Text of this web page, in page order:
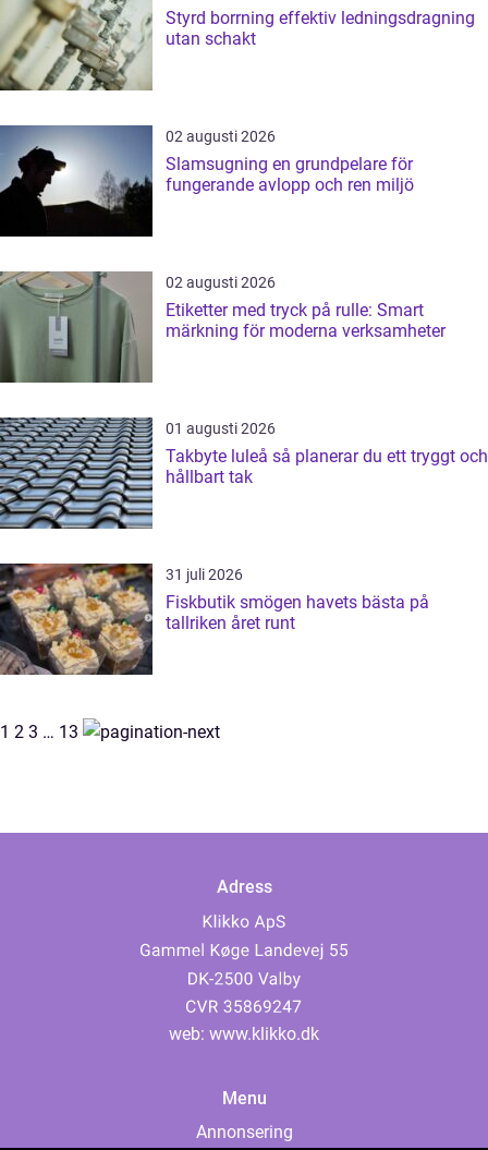
Styrd borrning effektiv ledningsdragning
utan schakt
02 augusti 2026
Slamsugning en grundpelare för
fungerande avlopp och ren miljö
02 augusti 2026
Etiketter med tryck på rulle: Smart
märkning för moderna verksamheter
01 augusti 2026
Takbyte luleå så planerar du ett tryggt och
hållbart tak
31 juli 2026
Fiskbutik smögen havets bästa på
tallriken året runt
1 2 3 … 13
Adress
web: www.klikko.dk
Menu
Annonsering